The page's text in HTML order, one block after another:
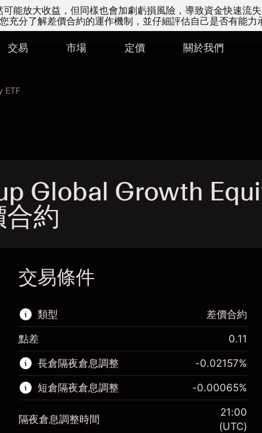
能放大收益，但同樣也會加劇虧損風險，導致資金快速流失
充分了解差價合約的運作機制，並仔細評估自己是否有能力
交易 市場 定價 關於我們
ETF
Global Growth
合約
交易條件
類型
該金融市場可進行差價合約交易。
了解更多：
差價合約
差價合約
點差 0.11
長倉隔夜倉息調整 -0.02157%
短倉隔夜倉息調整 -0.00065%
隔夜倉息調整時間
21:00
(UTC)